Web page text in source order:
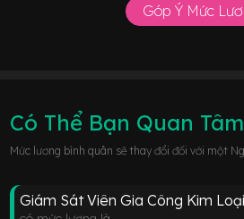
Góp Ý Mức
Có Thể Bạn Quan Tâm
Mức lương bình quân sẽ thay đổi đối với một
Giám Sát Viên Gia Công Kim Loại